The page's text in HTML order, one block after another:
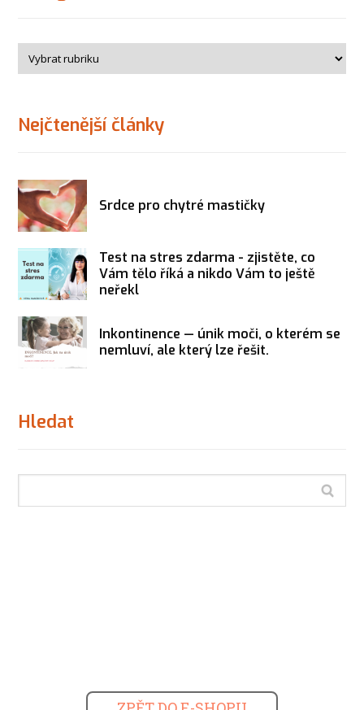
Nejčtenější články
Srdce pro chytré mastičky
Test na stres zdarma - zjistěte, co
Vám tělo říká a nikdo Vám to ještě
neřekl
Inkontinence — únik moči, o kterém se
nemluví, ale který lze řešit.
Hledat